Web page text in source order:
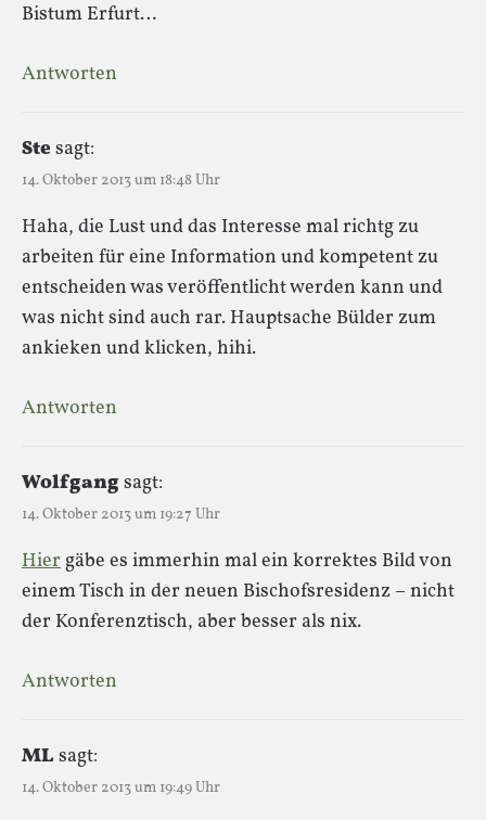
Bistum Erfurt…
Antworten
Stesagt:
14. Oktober 2013 um 18:48 Uhr
Haha, die Lust und das Interesse mal richtg zu
arbeiten für eine Information und kompetent zu
entscheiden was veröffentlicht werden kann und
was nicht sind auch rar. Hauptsache Bülder zum
ankieken und klicken, hihi.
Antworten
Wolfgangsagt:
14. Oktober 2013 um 19:27 Uhr
Hiergäbe es immerhin mal ein korrektes Bild von
einem Tisch in der neuen Bischofsresidenz – nicht
der Konferenztisch, aber besser als nix.
Antworten
MLsagt:
14. Oktober 2013 um 19:49 Uhr